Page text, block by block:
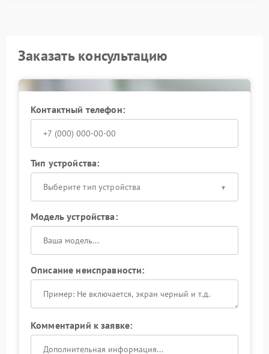
использовать только официальные версии
избегать прерывания работы устройства при
обновлениях;
первых признаках сбоя.
Профессиональный подход позволяет вернуть
корректную работу тепловизора и сохранить его
рабочие характеристики.
Заказать консультацию
Контактный телефон:
Тип устройства:
Выберите тип устройства
Модель устройства:
Описание неисправности:
Комментарий к заявке: